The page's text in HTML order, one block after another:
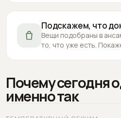
Подскажем, что
Вещи подобраны в
то, что уже есть.
Почему сегодня
именно так